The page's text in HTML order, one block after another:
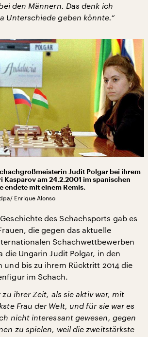
den Männern. Das denk ich
Unterschiede geben könnte.“
Judit Polgar bei ihrem
Kasparov am 24.2.2001 im spanischen
endete mit einem Remis.
Enrique Alonso
des Schachsports gab es
die gegen das aktuelle
Schachwettbewerben
die Ungarin Judit Polgar, in den
und bis zu ihrem Rücktritt 2014 die
im Schach.
zu ihrer Zeit, als sie aktiv war, mit
Frau der Welt, und für sie war es
nicht interessant gewesen, gegen
zu spielen, weil die zweitstärkste